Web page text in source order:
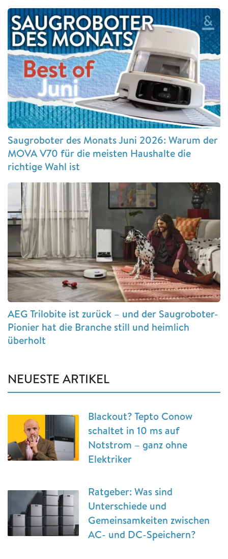
Saugroboter des Monats Juni 2026: Warum der
MOVA V70 für die meisten Haushalte die
richtige Wahl ist
AEG Trilobite ist zurück – und der Saugroboter-
Pionier hat die Branche still und heimlich
überholt
NEUESTE ARTIKEL
Blackout? Tepto Conow
schaltet in 10 ms auf
Notstrom – ganz ohne
Elektriker
Ratgeber: Was sind
Unterschiede und
Gemeinsamkeiten zwischen
AC- und DC-Speichern?